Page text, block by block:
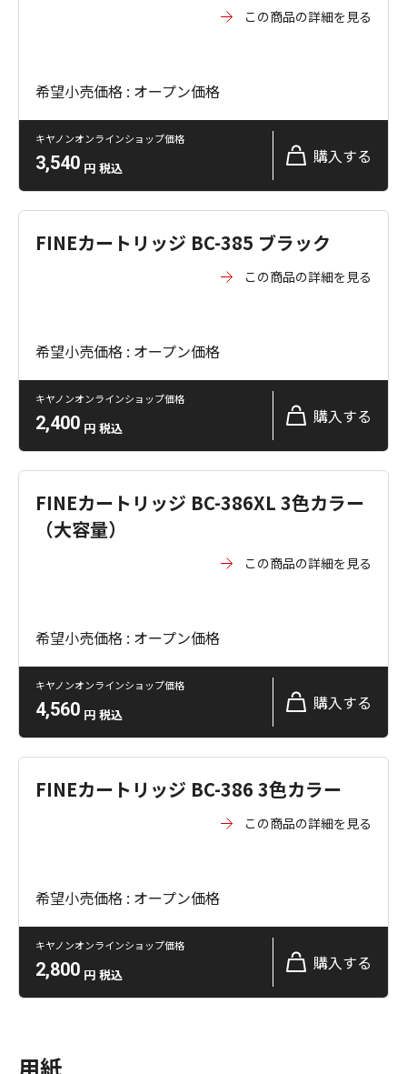
この商品の詳細を見る
希望小売価格 : オープン価格
キヤノンオンラインショップ価格
3,540 円 税込
購入する
FINEカートリッジ BC-385 ブラック
この商品の詳細を見る
希望小売価格 : オープン価格
キヤノンオンラインショップ価格
2,400 円 税込
購入する
FINEカートリッジ BC-386XL 3色カラー
（大容量）
この商品の詳細を見る
希望小売価格 : オープン価格
キヤノンオンラインショップ価格
4,560 円 税込
購入する
FINEカートリッジ BC-386 3色カラー
この商品の詳細を見る
希望小売価格 : オープン価格
キヤノンオンラインショップ価格
2,800 円 税込
購入する
用紙